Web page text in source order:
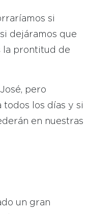
si
dejáramos que
la prontitud de
pero
los días y si
en nuestras
un gran